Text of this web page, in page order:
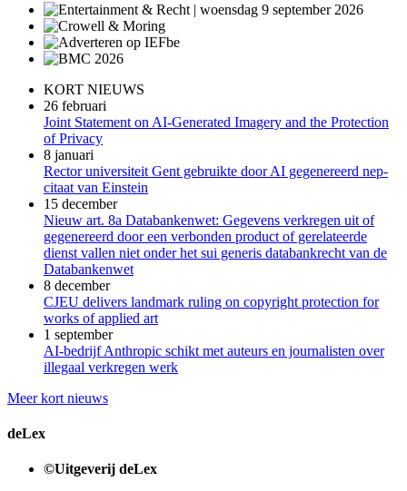
KORT NIEUWS
26 februari
Joint Statement on AI-Generated Imagery and the Protection
of Privacy
8 januari
Rector universiteit Gent gebruikte door AI gegenereerd nep-
citaat van Einstein
15 december
Nieuw art. 8a Databankenwet: Gegevens verkregen uit of
gegenereerd door een verbonden product of gerelateerde
dienst vallen niet onder het sui generis databankrecht van de
Databankenwet
8 december
CJEU delivers landmark ruling on copyright protection for
works of applied art
1 september
AI-bedrijf Anthropic schikt met auteurs en journalisten over
illegaal verkregen werk
Meer kort nieuws
deLex
©Uitgeverij deLex